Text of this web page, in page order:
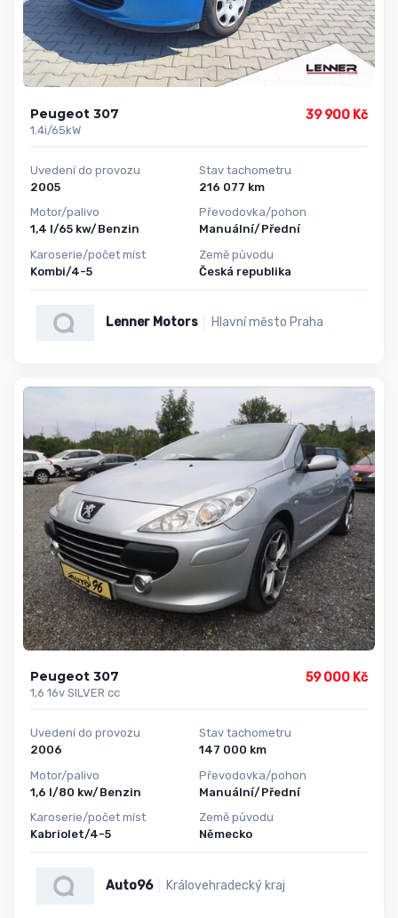
Peugeot 307
1.4i/65kW
39 900 Kč
Uvedení do provozu
2005
Motor/palivo
1,4 l/65 kw/Benzin
Karoserie/počet míst
Kombi/4-5
Stav tachometru
216 077 km
Převodovka/pohon
Manuální/Přední
Země původu
Česká republika
Lenner Motors Hlavní město Praha
Peugeot 307
1,6 16v SILVER cc
59 000 Kč
Uvedení do provozu
2006
Motor/palivo
1,6 l/80 kw/Benzin
Karoserie/počet míst
Kabriolet/4-5
Stav tachometru
147 000 km
Převodovka/pohon
Manuální/Přední
Země původu
Německo
Auto96 Královehradecký kraj